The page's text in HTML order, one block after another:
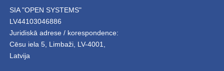
SIA "OPEN SYSTEMS"
LV44103046886
Juridiskā adrese / korespondence:
Cēsu iela 5, Limbaži, LV-4001,
Latvija